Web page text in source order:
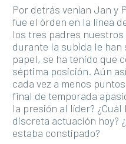
Por detrás venían Jan y
fue el órden en la línea
los tres padres
durante la subida le
papel, se ha tenido que
séptima posición. Aún
cada vez a menos
final de temporada
la presión al líder?
discreta actuación hoy?
estaba constipado?